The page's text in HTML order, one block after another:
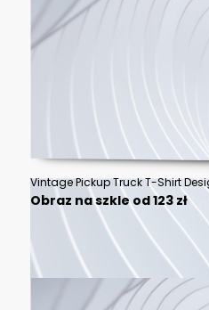
Obraz na szkle od 123 zł